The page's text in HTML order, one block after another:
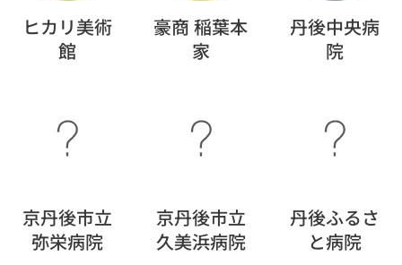
ヒカリ美術
館
豪商 稲葉本
家
丹後中央病
院
京丹後市立
弥栄病院
京丹後市立
久美浜病院
丹後ふるさ
と病院